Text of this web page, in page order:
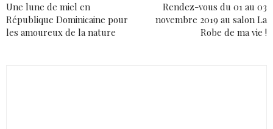
Une lune de miel en
République Dominicaine pour
les amoureux de la nature
Rendez-vous du 01 au 03
novembre 2019 au salon La
Robe de ma vie !